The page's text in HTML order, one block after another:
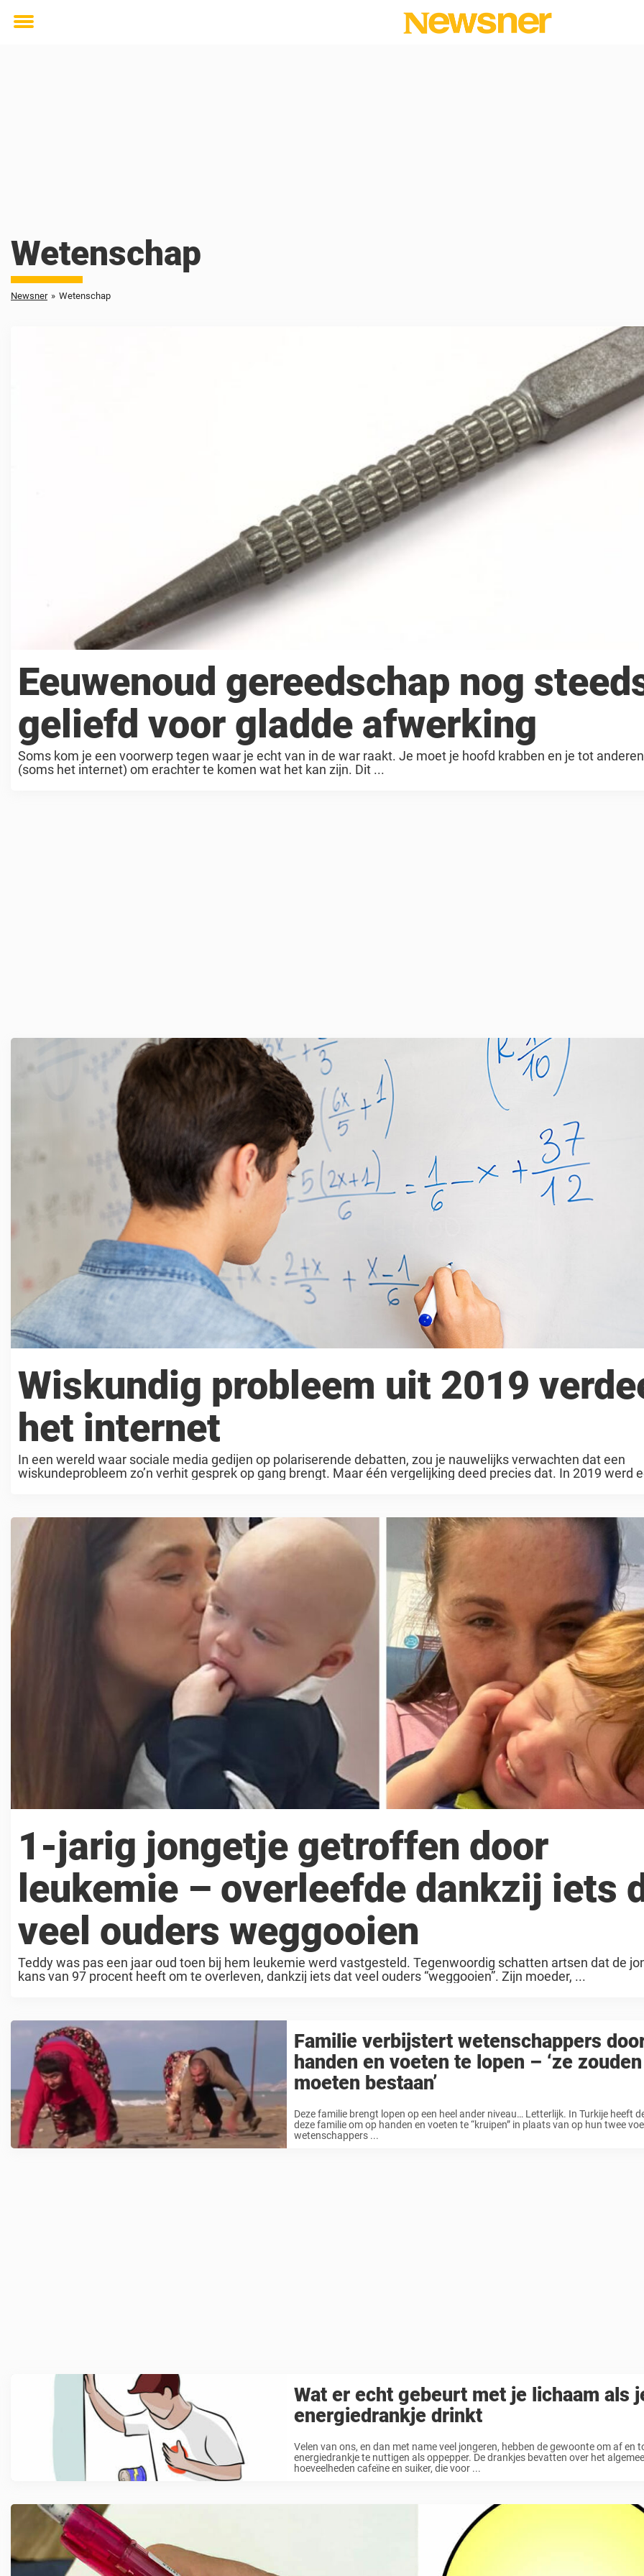
Toggle
Wetenschap
Newsner » Wetenschap
Eeuwenoud gereedschap nog
geliefd voor gladde afwerking
Soms kom je een voorwerp tegen waar je echt van in de war raakt. Je moet je hoofd krabben en je tot
(soms het internet) om erachter te komen wat het kan zijn. Dit ...
Wiskundig probleem uit 2019
het internet
In een wereld waar sociale media gedijen op polariserende debatten, zou je nauwelijks verwachten dat een
wiskundeprobleem zo’n verhit gesprek op gang brengt. Maar één vergelijking deed precies dat. In 2019 werd
1-jarig jongetje getroffen door
leukemie – overleefde dankzij iets
veel ouders weggooien
Teddy was pas een jaar oud toen bij hem leukemie werd vastgesteld. Tegenwoordig schatten artsen dat de
kans van 97 procent heeft om te overleven, dankzij iets dat veel ouders “weggooien”. Zijn moeder, ...
Familie verbijstert wetenschappers
handen en voeten te lopen – ‘ze
moeten bestaan’
Deze familie brengt lopen op een heel ander niveau… Letterlijk. In Turkije heeft
deze familie om op handen en voeten te “kruipen” in plaats van op hun twee
wetenschappers ...
Wat er echt gebeurt met je lichaam als
energiedrankje drinkt
Velen van ons, en dan met name veel jongeren, hebben de gewoonte om af en
energiedrankje te nuttigen als oppepper. De drankjes bevatten over het
hoeveelheden cafeïne en suiker, die voor ...